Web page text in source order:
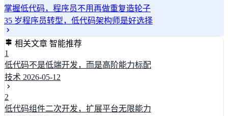
掌握低代码，程序员不用再做重复造轮子
35 岁程序员转型，低代码架构师是好选择
相关文章 智能推荐
1
低代码不是低端开发，而是高阶能力标配
技术 2026-05-12
2
低代码组件二次开发，扩展平台无限能力